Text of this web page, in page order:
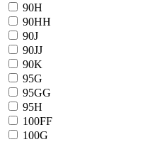
90H
90HH
90J
90JJ
90K
95G
95GG
95H
100FF
100G